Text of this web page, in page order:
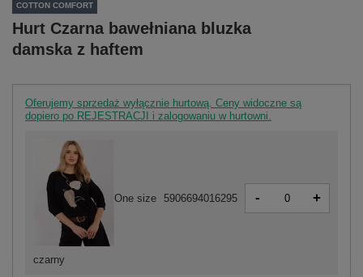
COTTON COMFORT
Hurt Czarna bawełniana bluzka
damska z haftem
Oferujemy sprzedaż wyłącznie hurtową. Ceny widoczne są
dopiero po REJESTRACJI i zalogowaniu w hurtowni.
czarny
One size 5906694016295 - +